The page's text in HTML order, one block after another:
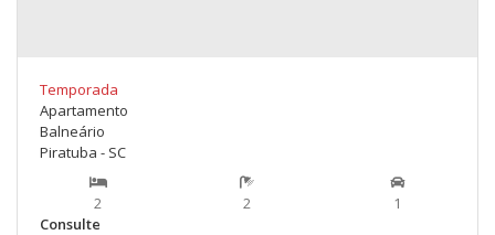
Temporada
Apartamento
Balneário
Piratuba - SC
2 2
1
Consulte